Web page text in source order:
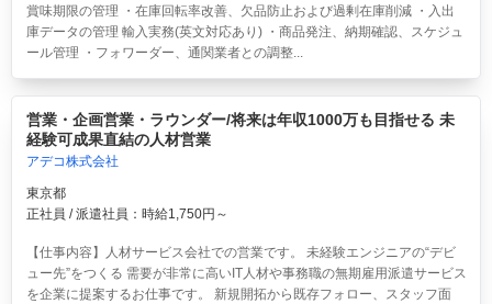
賞味期限の管理 ・在庫回転率改善、欠品防止および過剰在庫削減 ・入出
庫データの管理 輸入実務(英文対応あり) ・商品発注、納期確認、スケジュ
ール管理 ・フォワーダー、通関業者との調整...
営業・企画営業・ラウンダー/将来は年収1000万も目指せる 未
経験可成果直結の人材営業
アデコ株式会社
東京都
正社員 / 派遣社員：時給1,750円～
【仕事内容】人材サービス会社での営業です。 未経験エンジニアの“デビ
ュー先”をつくる 需要が非常に高いIT人材や事務職の無期雇用派遣サービス
を企業に提案するお仕事です。 新規開拓から既存フォロー、スタッフ面